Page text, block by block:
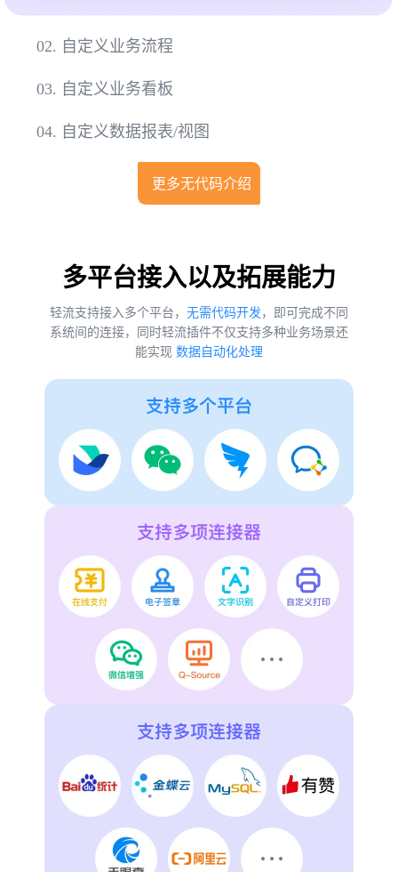
02. 自定义业务流程
03. 自定义业务看板
04. 自定义数据报表/视图
更多无代码介绍
多平台接入以及拓展能力
轻流支持接入多个平台， 无需代码开发，即可完成不同
系统间的连接，同时轻流插件不仅支持多种业务场景还
能实现 数据自动化处理